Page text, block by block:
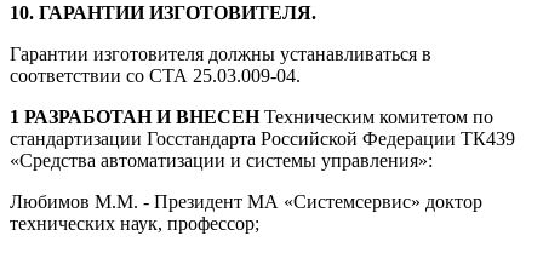
10. ГАРАНТИИ ИЗГОТОВИТЕЛЯ.
Гарантии изготовителя должны устанавливаться в
соответствии со СТА 25.03.009-04.
1 РАЗРАБОТАН И ВНЕСЕНТехническим комитетом по
стандартизации Госстандарта Российской Федерации ТК439
«Средства автоматизации и системы управления»:
Любимов М.М. - Президент МА «Системсервис» доктор
технических наук, профессор;